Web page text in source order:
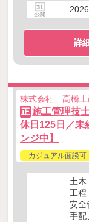
詳
株式会社 高橋土
正 施工管理技
休日125日／未
ンジ中】
カジュアル面談可
土木
工程
安全
手配